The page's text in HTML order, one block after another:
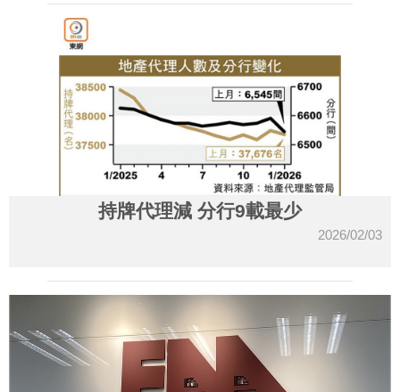
持牌代理減 分行9載最少
2026/02/03